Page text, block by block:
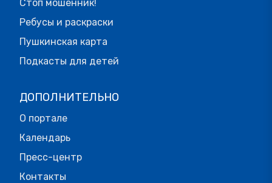
Стоп мошенник!
Ребусы и раскраски
Пушкинская карта
Подкасты для детей
ДОПОЛНИТЕЛЬНО
О портале
Календарь
Пресс-центр
Контакты